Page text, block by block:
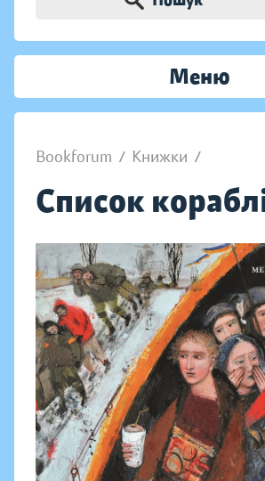
Меню
Bookforum / Книжки /
Список